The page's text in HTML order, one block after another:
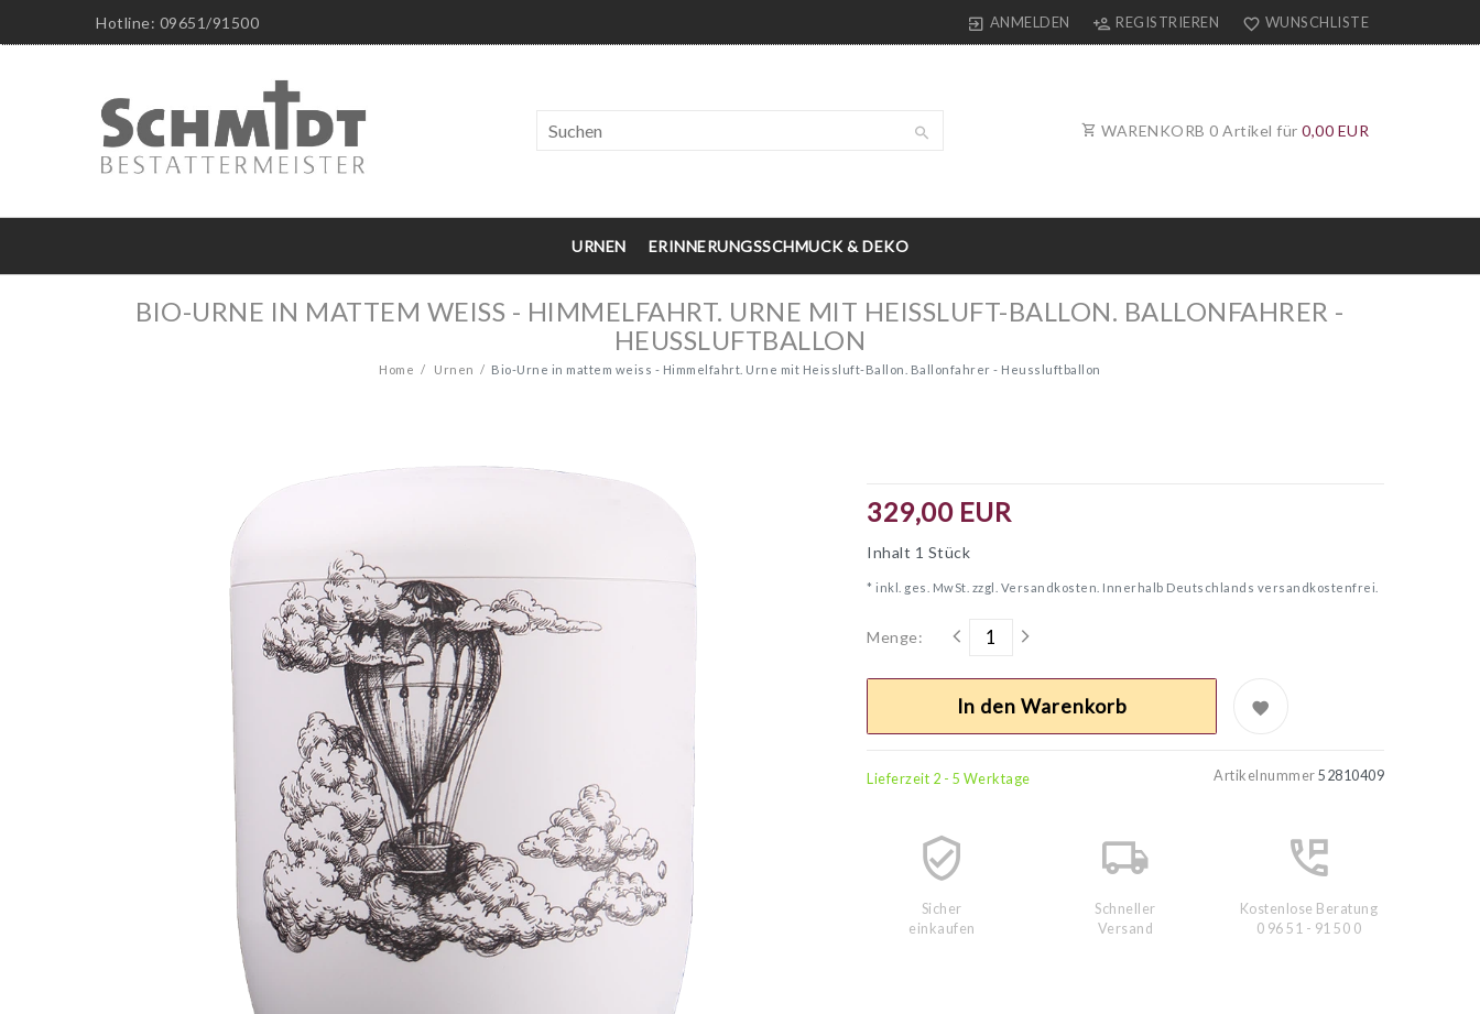
Hotline: 09651/91500 ANMELDEN REGISTRIEREN WUNSCHLISTE
WARENKORB 0 Artikel für 0,00 EUR
URNEN ERINNERUNGSSCHMUCK & DEKO
BIO-URNE IN MATTEM WEISS - HIMMELFAHRT. URNE MIT HEISSLUFT-BALLON. BALLONFAHRER -
HEUSSLUFTBALLON
Home Urnen Bio-Urne in mattem weiss - Himmelfahrt. Urne mit Heissluft-Ballon. Ballonfahrer - Heussluftballon
329,00 EUR
Inhalt 1 Stück
* inkl. ges. MwSt. zzgl. Versandkosten. Innerhalb Deutschlands versandkostenfrei.
Menge:
In den Warenkorb
Lieferzeit 2 - 5 Werktage Artikelnummer 52810409
Sicher
einkaufen
Schneller
Versand
Kostenlose Beratung
0 96 51 - 91 50 0